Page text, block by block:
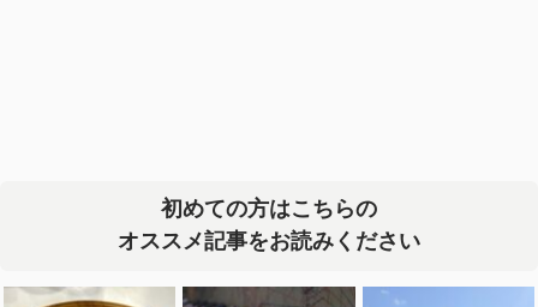
初めての方はこちらの
オススメ記事をお読みください